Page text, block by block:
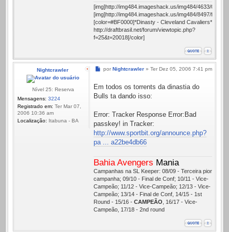
[img]http://img484.imageshack.us/img484/4633/
[img]http://img484.imageshack.us/img484/8497/
[color=#BF0000]*Dinasty - Cleveland Cavaliers*
http://draftbrasil.net/forum/viewtopic.php?
f=25&t=20018[/color]
Nightcrawler
Nível 25: Reserva
Mensagens: 3224
Registrado em: Ter Mar 07,
2006 10:36 am
Localização: Itabuna - BA
Mensagem
por Nightcrawler » Ter Dez 05, 2006 7:41 pm
Em todos os torrents da dinastia do
Bulls ta dando isso:
Error: Tracker Response Error:Bad
passkey! in Tracker:
http://www.sportbit.org/announce.php?
pa ... a22be4db66
Bahia Avengers Mania
Campanhas na SL Keeper: 08/09 - Terceira pior
campanha; 09/10 - Final de Conf; 10/11 - Vice-
Campeão; 11/12 - Vice-Campeão; 12/13 - Vice-
Campeão; 13/14 - Final de Conf, 14/15 - 1st
Round - 15/16 - CAMPEÃO , 16/17 - Vice-
Campeão, 17/18 - 2nd round